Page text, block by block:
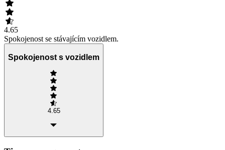
4.65
Spokojenost se stávajícím vozidlem.
Spokojenost s vozidlem
4.65